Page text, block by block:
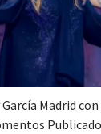
Madrid